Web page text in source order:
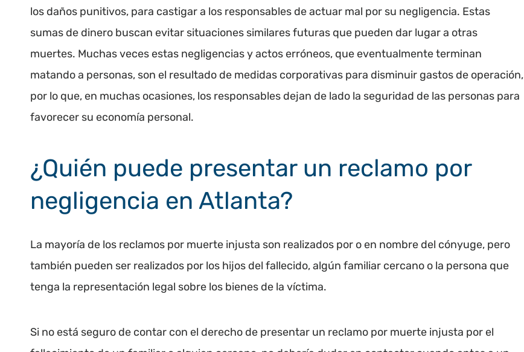
los daños punitivos, para castigar a los responsables de actuar mal por su negligencia. Estas
sumas de dinero buscan evitar situaciones similares futuras que pueden dar lugar a otras
muertes. Muchas veces estas negligencias y actos erróneos, que eventualmente terminan
matando a personas, son el resultado de medidas corporativas para disminuir gastos de operación,
por lo que, en muchas ocasiones, los responsables dejan de lado la seguridad de las personas para
favorecer su economía personal.
¿Quién puede presentar un reclamo por
negligencia en Atlanta?
La mayoría de los reclamos por muerte injusta son realizados por o en nombre del cónyuge, pero
también pueden ser realizados por los hijos del fallecido, algún familiar cercano o la persona que
tenga la representación legal sobre los bienes de la víctima.
Si no está seguro de contar con el derecho de presentar un reclamo por muerte injusta por el